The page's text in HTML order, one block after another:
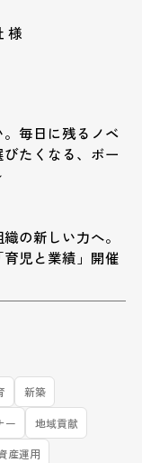
様
毎日に残るノベ
たくなる、ボー
の新しい力へ。
育児と業績」開催
新築
ー 地域貢献
産運用